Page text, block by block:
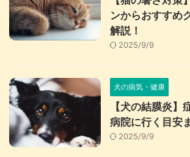
ンからおすすめ
解説！
2025/9/9
犬の病気・健康
【犬の結膜炎】
病院に行く目安
2025/9/9